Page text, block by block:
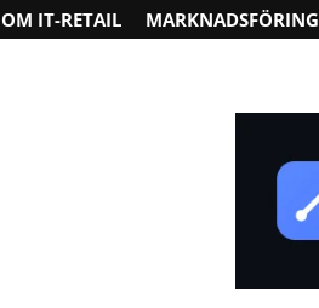
OM IT-RETAIL MARKNADSFÖRING